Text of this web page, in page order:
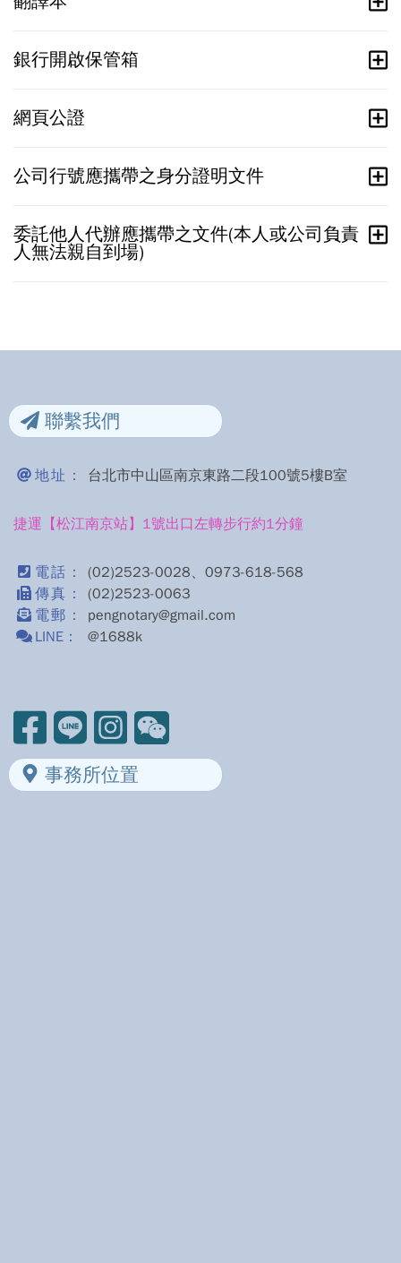
銀行開啟保管箱
網頁公證
公司行號應攜帶之身分證明文件
委託他人代辦應攜帶之文件(本人或公司負責
人無法親自到場)
聯繫我們
地址： 台北市中山區南京東路二段100號5樓B室
捷運【松江南京站】1號出口左轉步行約1分鐘
電話：
(02)2523-0028、0973-618-568
傳真：
(02)2523-0063
電郵：
pengnotary@gmail.com
LINE：
@1688k
事務所位置